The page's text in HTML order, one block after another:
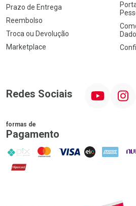
Prazo de Entrega
Reembolso
Troca ou Devolução
Marketplace
Redes Sociais
formas de
Pagamento
PIX MasterCard
VISA ELO AMEX
Hipercard
Promoção em